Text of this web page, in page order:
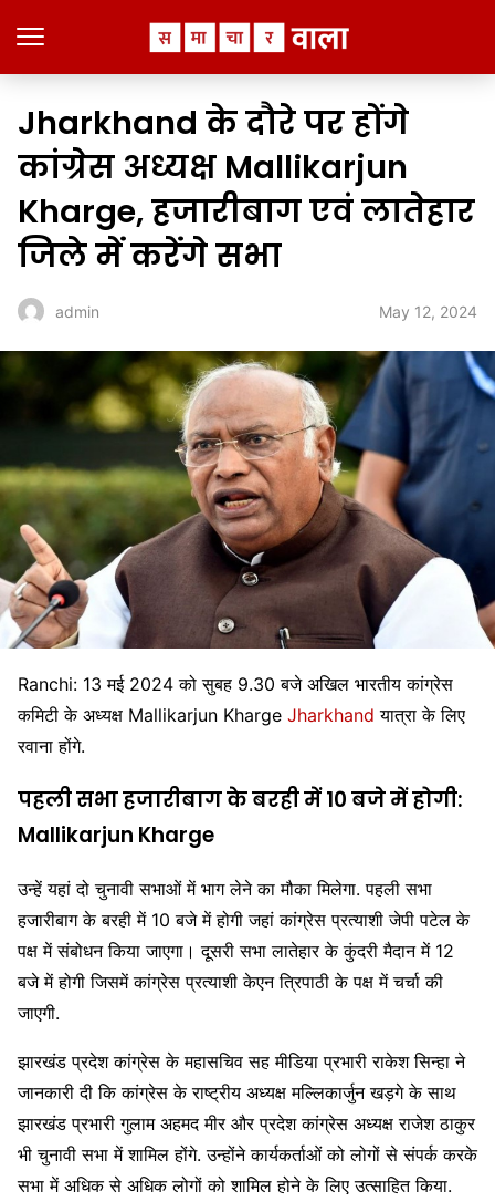
Jharkhand के दौरे पर होंगे
कांग्रेस अध्यक्ष Mallikarjun
Kharge, हजारीबाग एवं लातेहार
जिले में करेंगे सभा
admin May 12, 2024
Ranchi: 13 मई 2024 को सुबह 9.30 बजे अखिल भारतीय कांग्रेस
कमिटी के अध्यक्ष Mallikarjun Kharge Jharkhand यात्रा के लिए
रवाना होंगे.
पहली सभा हजारीबाग के बरही में 10 बजे में होगी:
Mallikarjun Kharge
उन्हें यहां दो चुनावी सभाओं में भाग लेने का मौका मिलेगा. पहली सभा
हजारीबाग के बरही में 10 बजे में होगी जहां कांग्रेस प्रत्याशी जेपी पटेल के
पक्ष में संबोधन किया जाएगा। दूसरी सभा लातेहार के कुंदरी मैदान में 12
बजे में होगी जिसमें कांग्रेस प्रत्याशी केएन त्रिपाठी के पक्ष में चर्चा की
जाएगी.
झारखंड प्रदेश कांग्रेस के महासचिव सह मीडिया प्रभारी राकेश सिन्हा ने
जानकारी दी कि कांग्रेस के राष्ट्रीय अध्यक्ष मल्लिकार्जुन खड़गे के साथ
झारखंड प्रभारी गुलाम अहमद मीर और प्रदेश कांग्रेस अध्यक्ष राजेश ठाकुर
भी चुनावी सभा में शामिल होंगे. उन्होंने कार्यकर्ताओं को लोगों से संपर्क करके
सभा में अधिक से अधिक लोगों को शामिल होने के लिए उत्साहित किया.